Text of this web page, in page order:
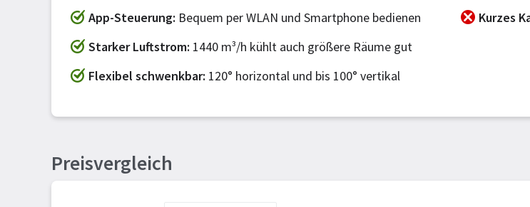
App-Steuerung Bequem per WLAN und Smartphone bedienen
Starker Luftstrom 1440 m³/h kühlt auch größere Räume gut
Flexibel schwenkbar 120° horizontal und bis 100° vertikal
Kurzes
Preisvergleich